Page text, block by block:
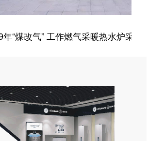
气”设备采购入围项目